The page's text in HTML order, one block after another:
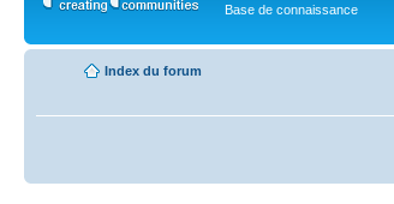
Base de connaissance
Index du forum